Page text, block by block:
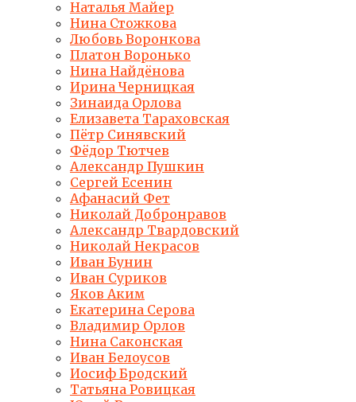
Наталья Майер
Нина Стожкова
Любовь Воронкова
Платон Воронько
Нина Найдёнова
Ирина Черницкая
Зинаида Орлова
Елизавета Тараховская
Пётр Синявский
Фёдор Тютчев
Александр Пушкин
Сергей Есенин
Афанасий Фет
Николай Добронравов
Александр Твардовский
Николай Некрасов
Иван Бунин
Иван Суриков
Яков Аким
Екатерина Серова
Владимир Орлов
Нина Саконская
Иван Белоусов
Иосиф Бродский
Татьяна Ровицкая